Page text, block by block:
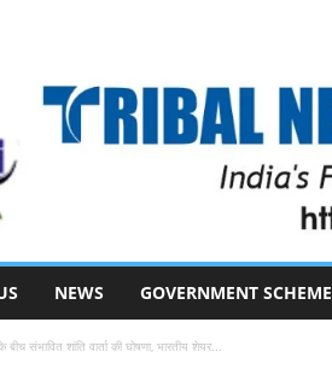
NEWS GOVERNMENT SCHEME
संभावित शांति वार्ता की घोषणा, भारतीय शेयर...